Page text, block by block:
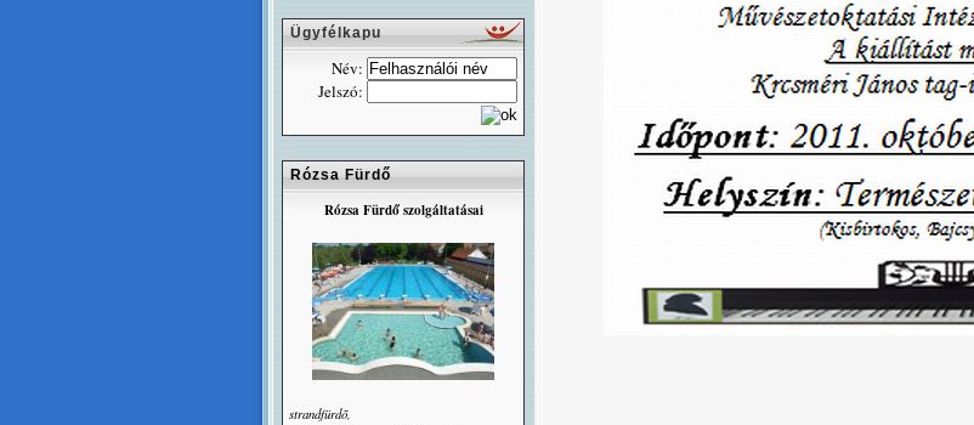
Ügyfélkapu
Név:
Jelszó:
Rózsa Fürdő
Rózsa Fürdő szolgáltatásai
strandfürdõ,